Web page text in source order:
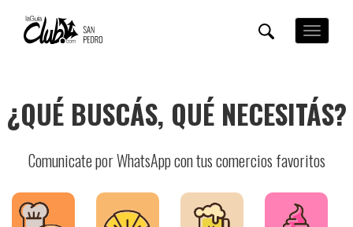
contenido
Toggle
navigation
¿QUÉ BUSCÁS, QUÉ NECESITÁS?
Comunicate por WhatsApp con tus comercios favoritos